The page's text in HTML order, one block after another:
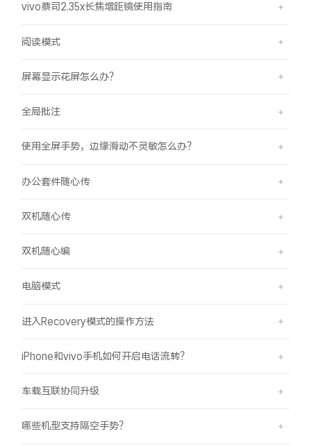
vivo蔡司2.35x长焦增距镜使用指南
阅读模式
屏幕显示花屏怎么办？
全局批注
使用全屏手势，边缘滑动不灵敏怎么办？
办公套件随心传
双机随心传
双机随心编
电脑模式
进入Recovery模式的操作方法
iPhone和vivo手机如何开启电话流转？
车载互联协同升级
哪些机型支持隔空手势？